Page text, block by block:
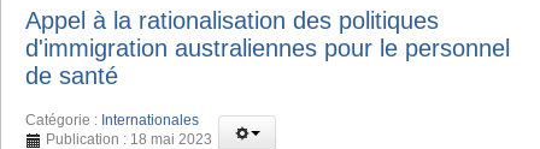
Appel à la rationalisation des politiques
d'immigration australiennes pour le personnel
de santé
Catégorie : Internationales
Publication : 18 mai 2023